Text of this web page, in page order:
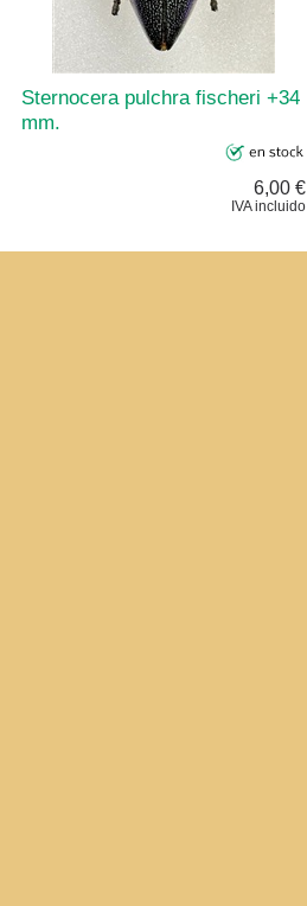
Sternocera pulchra fischeri +34
mm.
6,00 €
IVA incluido